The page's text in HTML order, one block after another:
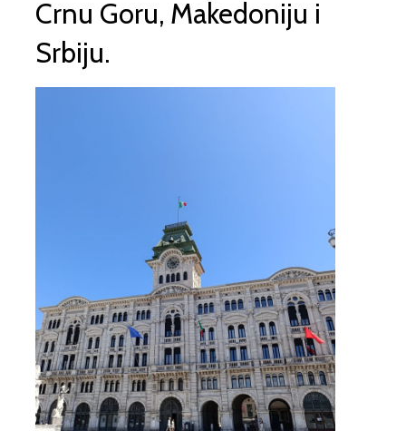
Crnu Goru, Makedoniju i
Srbiju.